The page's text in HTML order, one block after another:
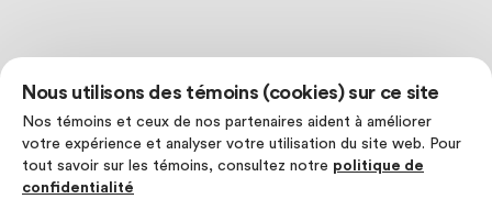
Nous utilisons des témoins (cookies) sur ce site
Nos témoins et ceux de nos partenaires aident à améliorer
votre expérience et analyser votre utilisation du site web. Pour
tout savoir sur les témoins, consultez notre politique de
confidentialité